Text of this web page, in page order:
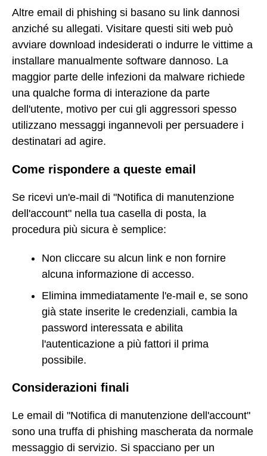
Altre email di phishing si basano su link dannosi
anziché su allegati. Visitare questi siti web può
avviare download indesiderati o indurre le vittime a
installare manualmente software dannoso. La
maggior parte delle infezioni da malware richiede
una qualche forma di interazione da parte
dell'utente, motivo per cui gli aggressori spesso
utilizzano messaggi ingannevoli per persuadere i
destinatari ad agire.
Come rispondere a queste email
Se ricevi un'e-mail di "Notifica di manutenzione
dell'account" nella tua casella di posta, la
procedura più sicura è semplice:
Non cliccare su alcun link e non fornire
alcuna informazione di accesso.
Elimina immediatamente l'e-mail e, se sono
già state inserite le credenziali, cambia la
password interessata e abilita
l'autenticazione a più fattori il prima
possibile.
Considerazioni finali
Le email di "Notifica di manutenzione dell'account"
sono una truffa di phishing mascherata da normale
messaggio di servizio. Si spacciano per un